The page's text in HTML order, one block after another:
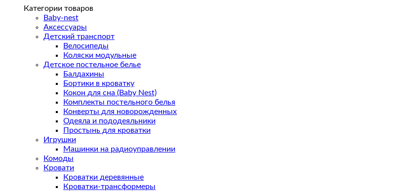
Одежда для самых маленьких
Костюмы
Халаты
Платья
Слипы
Категории товаров
Baby-nest
Аксессуары
Детский транспорт
Велосипеды
Коляски модульные
Детское постельное белье
Балдахины
Бортики в кроватку
Кокон для сна (Baby Nest)
Комплекты постельного белья
Конверты для новорожденных
Одеяла и пододеяльники
Простынь для кроватки
Игрушки
Машинки на радиоуправлении
Комоды
Кровати
Кроватки деревянные
Кроватки-трансформеры